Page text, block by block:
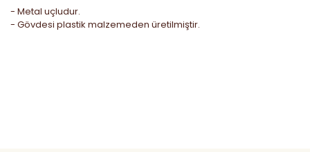
- Metal uçludur.
- Gövdesi plastik malzemeden üretilmiştir.